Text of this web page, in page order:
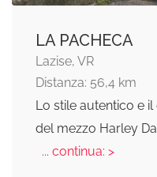
LA PACHECA
Lazise, VR
Distanza: 56,4 km
Lo stile autentico e
del mezzo Harley
... continua: >